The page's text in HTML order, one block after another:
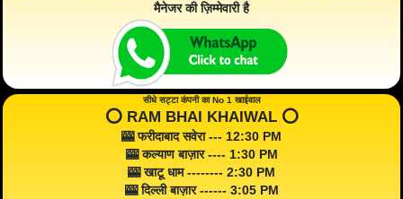
मैनेजर की ज़िम्मेवारी है
सीधे सट्टा कंपनी का No 1 खाईवाल
⭕️ RAM BHAI KHAIWAL ⭕️
🎰 फरीदाबाद सवेरा --- 12:30 PM
🎰 कल्याण बाज़ार ---- 1:30 PM
🎰 खाटू धाम -------- 2:30 PM
🎰 दिल्ली बाज़ार ------ 3:05 PM